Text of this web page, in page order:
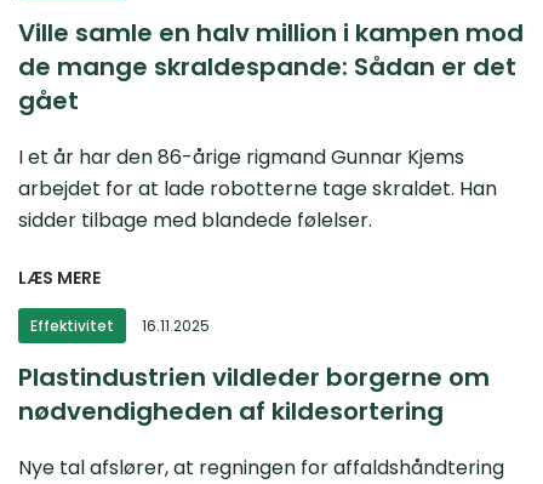
Ville samle en halv million i kampen mod
de mange skraldespande: Sådan er det
gået
I et år har den 86-årige rigmand Gunnar Kjems
arbejdet for at lade robotterne tage skraldet. Han
sidder tilbage med blandede følelser.
LÆS MERE
Effektivitet 16.11.2025
Plastindustrien vildleder borgerne om
nødvendigheden af kildesortering
Nye tal afslører, at regningen for affaldshåndtering